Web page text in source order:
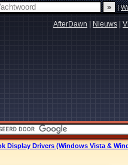
|
AfterDawn Nieuws
Display Drivers (Windows Vista &